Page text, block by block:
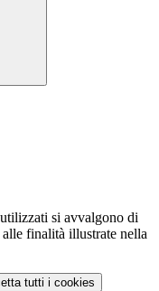
si avvalgono di
finalità illustrate nella
tutti i cookies